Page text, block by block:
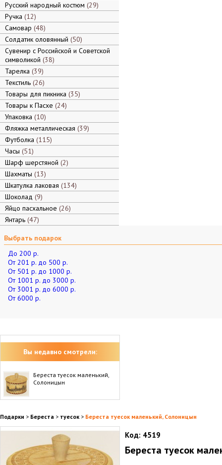
Русский народный костюм 29
Ручка 12
Самовар 48
Солдатик оловянный 50
Сувенир с Российской и Советской
символикой 38
Тарелка 39
Текстиль 26
Товары для пикника 35
Товары к Пасхе 24
Упаковка 10
Фляжка металлическая 39
Футболка 115
Часы 51
Шарф шерстяной 2
Шахматы 13
Шкатулка лаковая 134
Шоколад 9
Яйцо пасхальное 26
Янтарь 47
Выбрать подарок
До 200 р.
От 201 р. до 500 р.
От 501 р. до 1000 р.
От 1001 р. до 3000 р.
От 3001 р. до 6000 р.
От 6000 р.
Вы недавно смотрели:
Береста туесок маленький,
Солоницын
Подарки > Береста > туесок > Береста туесок маленький, Солоницын
Код: 4519
Береста туесок